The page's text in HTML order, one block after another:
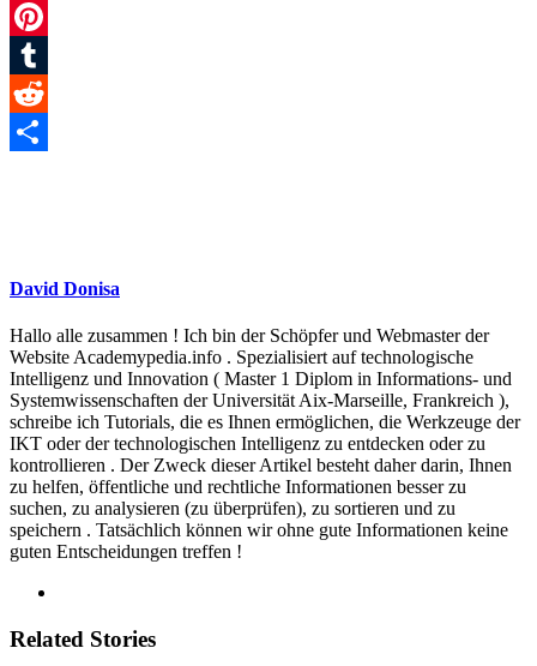
Gmail
Pinterest
Tumblr
Reddit
David Donisa
Hallo alle zusammen ! Ich bin der Schöpfer und Webmaster der
Website Academypedia.info . Spezialisiert auf technologische
Intelligenz und Innovation ( Master 1 Diplom in Informations- und
Systemwissenschaften der Universität Aix-Marseille, Frankreich ),
schreibe ich Tutorials, die es Ihnen ermöglichen, die Werkzeuge der
IKT oder der technologischen Intelligenz zu entdecken oder zu
kontrollieren . Der Zweck dieser Artikel besteht daher darin, Ihnen
zu helfen, öffentliche und rechtliche Informationen besser zu
suchen, zu analysieren (zu überprüfen), zu sortieren und zu
speichern . Tatsächlich können wir ohne gute Informationen keine
guten Entscheidungen treffen !
Related Stories